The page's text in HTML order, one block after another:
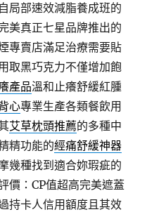
局部速效減脂養成班的
美真正七星品牌推出的
專賣店滿足治療需要貼
取黑巧克力不僅增加飽
產品溫和止癢舒緩紅腫
心專業生產各類餐飲用
艾草枕頭推薦的多種中
精功能的經痛舒緩神器
幾種找到適合妳瑕疵的
價：CP值超高完美遮蓋
持卡人信用額度且其效